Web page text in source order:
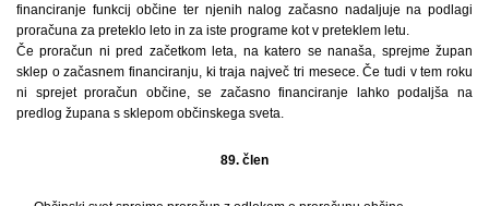
financiranje funkcij občine ter njenih nalog začasno nadaljuje na podlagi
proračuna za preteklo leto in za iste programe kot v preteklem letu.
Če proračun ni pred začetkom leta, na katero se nanaša, sprejme župan
sklep o začasnem financiranju, ki traja največ tri mesece. Če tudi v tem roku
ni sprejet proračun občine, se začasno financiranje lahko podaljša na
predlog župana s sklepom občinskega sveta.
89. člen